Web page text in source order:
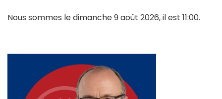
Nous sommes le dimanche 9 août 2026, il est 11:00.